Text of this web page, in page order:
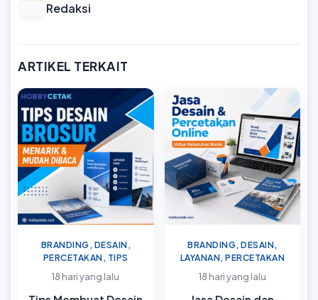
Redaksi
ARTIKEL TERKAIT
BRANDING, DESAIN,
PERCETAKAN, TIPS
18 hari yang lalu
BRANDING, DESAIN,
LAYANAN, PERCETAKAN
18 hari yang lalu